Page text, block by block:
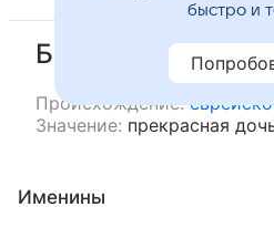
Батшеба
Происхождение:
Значение: прекрасная
Именины
быстро и